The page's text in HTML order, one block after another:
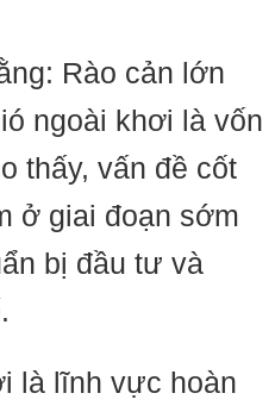
Rào cản lớn
ngoài khơi là vốn
thấy, vấn đề cốt
ở giai đoạn sớm
bị đầu tư và
là lĩnh vực hoàn